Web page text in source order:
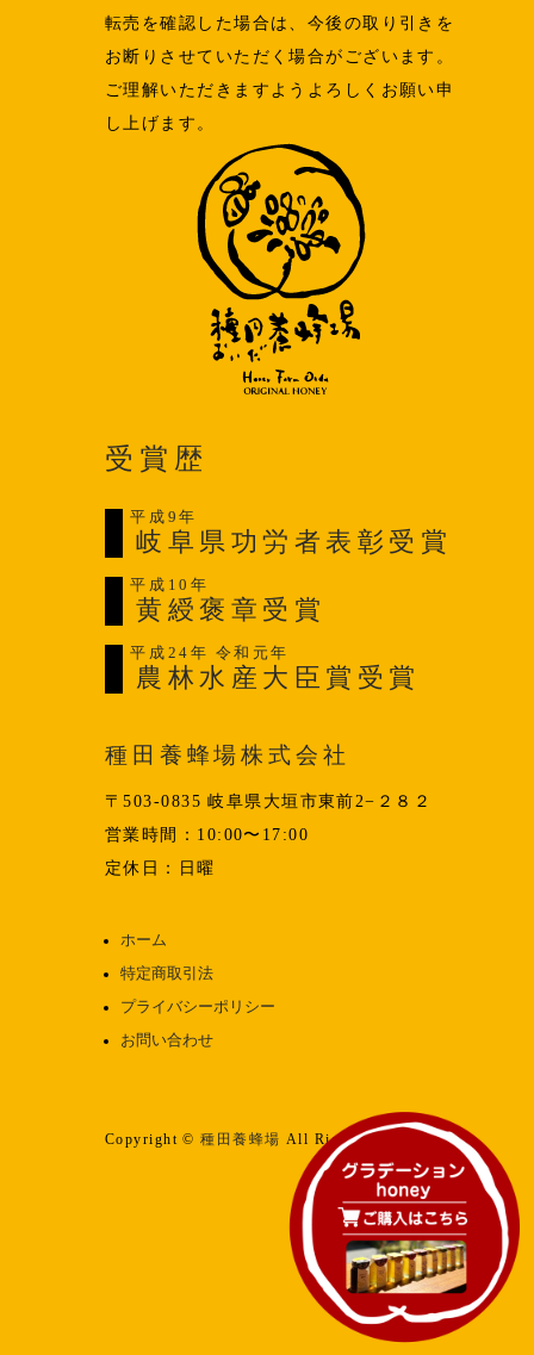
転売を確認した場合は、今後の取り引きを
お断りさせていただく場合がございます。
ご理解いただきますようよろしくお願い申
し上げます。
受賞歴
平成9年
岐阜県功労者表彰受賞
平成10年
黄綬褒章受賞
平成24年 令和元年
農林水産大臣賞受賞
種田養蜂場株式会社
〒503-0835 岐阜県大垣市東前2−２８２
営業時間：10:00〜17:00
定休日：日曜
ホーム
特定商取引法
プライバシーポリシー
お問い合わせ
Copyright ©種田養蜂場 All Rights reserved.